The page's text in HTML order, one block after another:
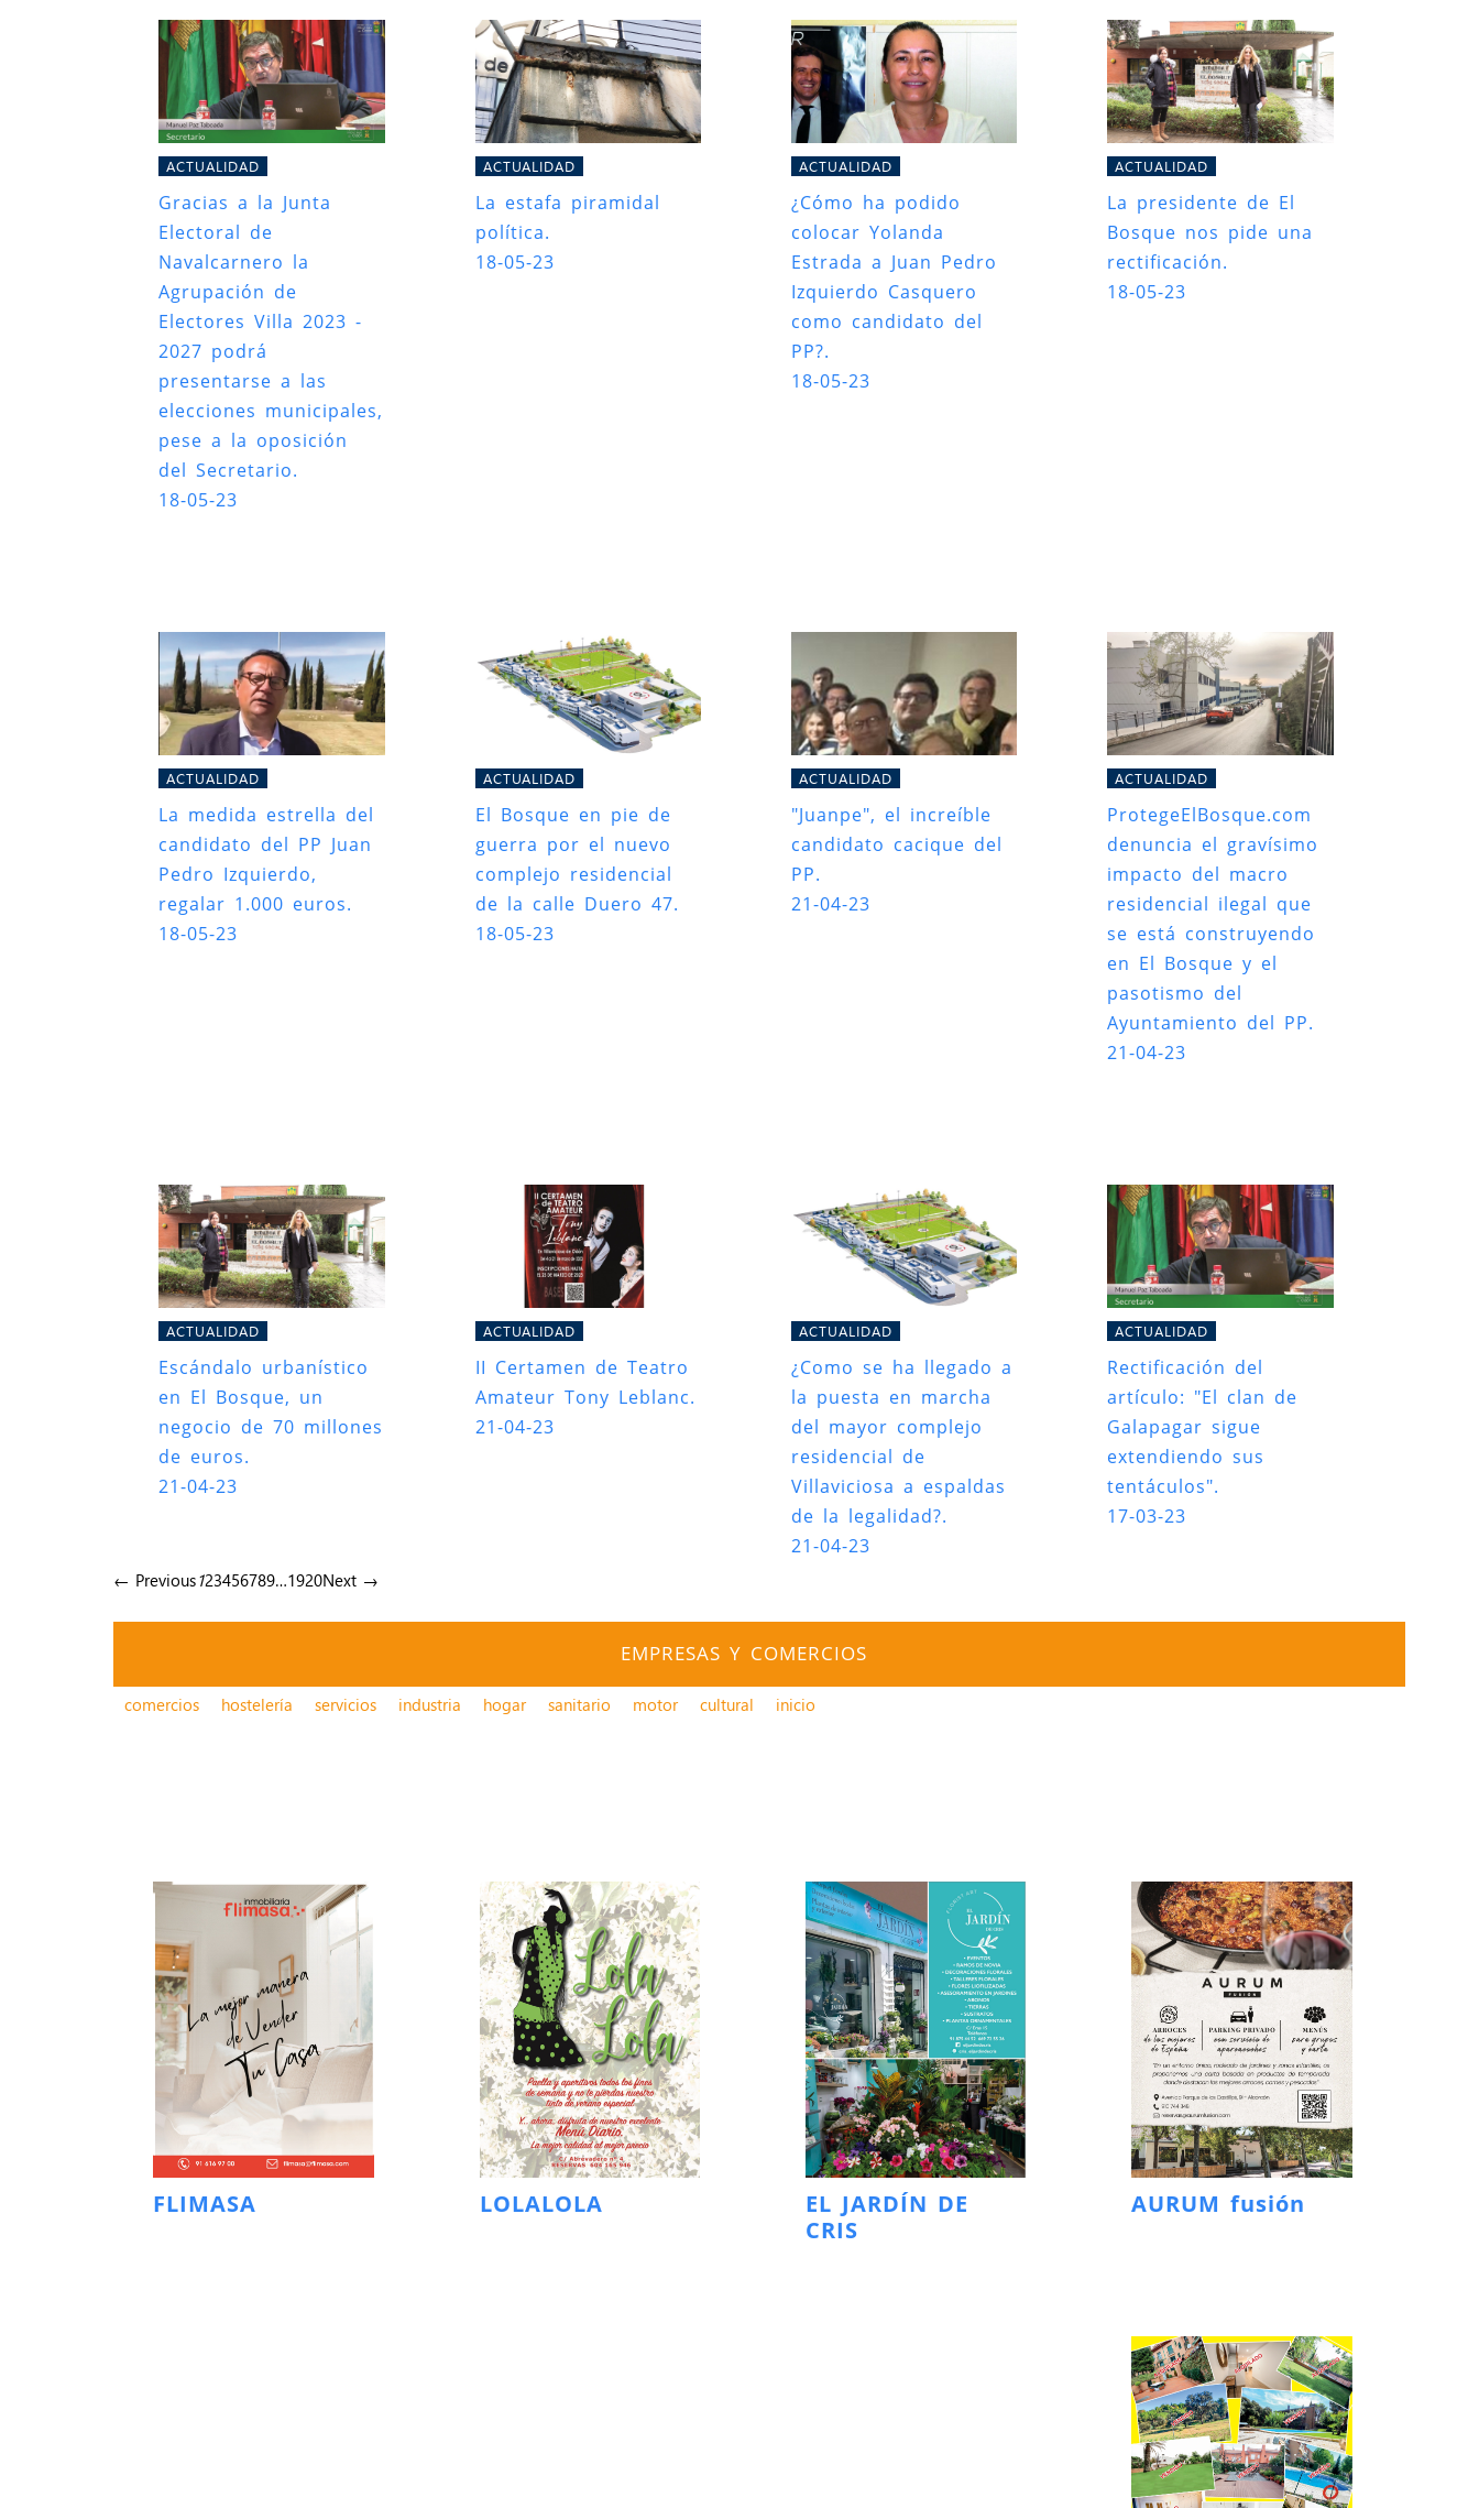
ACTUALIDAD
Gracias a la Junta
Electoral de
Navalcarnero la
Agrupación de
Electores Villa 2023 -
2027 podrá
presentarse a las
elecciones municipales,
pese a la oposición
del Secretario.
18-05-23
ACTUALIDAD
La estafa piramidal
política.
18-05-23
ACTUALIDAD
¿Cómo ha podido
colocar Yolanda
Estrada a Juan Pedro
Izquierdo Casquero
como candidato del
PP?.
18-05-23
ACTUALIDAD
La presidente de El
Bosque nos pide una
rectificación.
18-05-23
ACTUALIDAD
La medida estrella del
candidato del PP Juan
Pedro Izquierdo,
regalar 1.000 euros.
18-05-23
ACTUALIDAD
El Bosque en pie de
guerra por el nuevo
complejo residencial
de la calle Duero 47.
18-05-23
ACTUALIDAD
"Juanpe", el increíble
candidato cacique del
PP.
21-04-23
ACTUALIDAD
ProtegeElBosque.com
denuncia el gravísimo
impacto del macro
residencial ilegal que
se está construyendo
en El Bosque y el
pasotismo del
Ayuntamiento del PP.
21-04-23
ACTUALIDAD
Escándalo urbanístico
en El Bosque, un
negocio de 70 millones
de euros.
21-04-23
ACTUALIDAD
II Certamen de Teatro
Amateur Tony Leblanc.
21-04-23
ACTUALIDAD
¿Como se ha llegado a
la puesta en marcha
del mayor complejo
residencial de
Villaviciosa a espaldas
de la legalidad?.
21-04-23
ACTUALIDAD
Rectificación del
artículo: "El clan de
Galapagar sigue
extendiendo sus
tentáculos".
17-03-23
← Previous123456789…1920Next →
EMPRESAS Y COMERCIOS
comercios hostelería servicios industria hogar sanitario motor cultural inicio
FLIMASA LOLALOLA
EL JARDÍN DE
CRIS
AURUM fusión